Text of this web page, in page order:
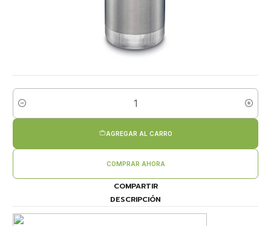
Cantidad
AGREGAR AL CARRO
COMPRAR AHORA
COMPARTIR
DESCRIPCIÓN